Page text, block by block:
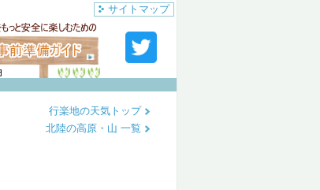
サイトマップ
行楽地の天気トップ
北陸の高原・山 一覧